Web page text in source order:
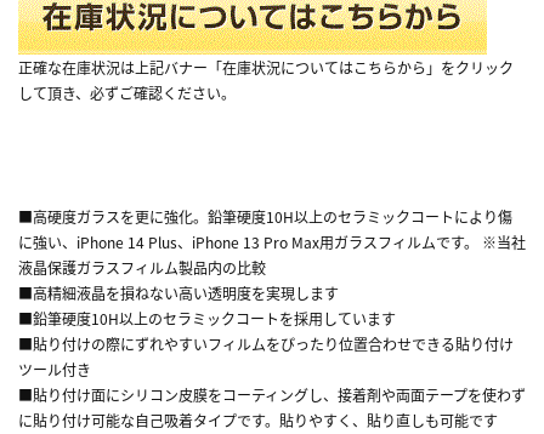
正確な在庫状況は上記バナー「在庫状況についてはこちらから」をクリック
して頂き、必ずご確認ください。
■高硬度ガラスを更に強化。鉛筆硬度10H以上のセラミックコートにより傷
に強い、iPhone 14 Plus、iPhone 13 Pro Max用ガラスフィルムです。 ※当社
液晶保護ガラスフィルム製品内の比較
■高精細液晶を損ねない高い透明度を実現します
■鉛筆硬度10H以上のセラミックコートを採用しています
■貼り付けの際にずれやすいフィルムをぴったり位置合わせできる貼り付け
ツール付き
■貼り付け面にシリコン皮膜をコーティングし、接着剤や両面テープを使わず
に貼り付け可能な自己吸着タイプです。貼りやすく、貼り直しも可能です